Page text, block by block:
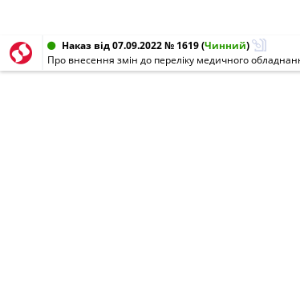
Наказ від 07.09.2022 № 1619(Чинний)
Про внесення змін до переліку медичного